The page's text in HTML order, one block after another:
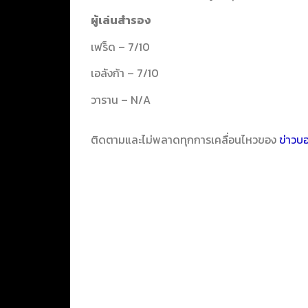
ผู้เล่นสำรอง
เฟร็ด – 7/10
เอลังก้า – 7/10
วาราน – N/A
ติดตามและไม่พลาดทุกการเคลื่อนไหวของ ข่าวบ